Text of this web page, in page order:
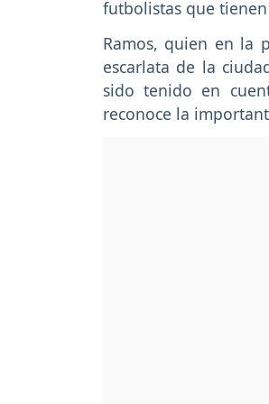
futbolistas que
Ramos, quien en la
escarlata de la
sido tenido en
reconoce la